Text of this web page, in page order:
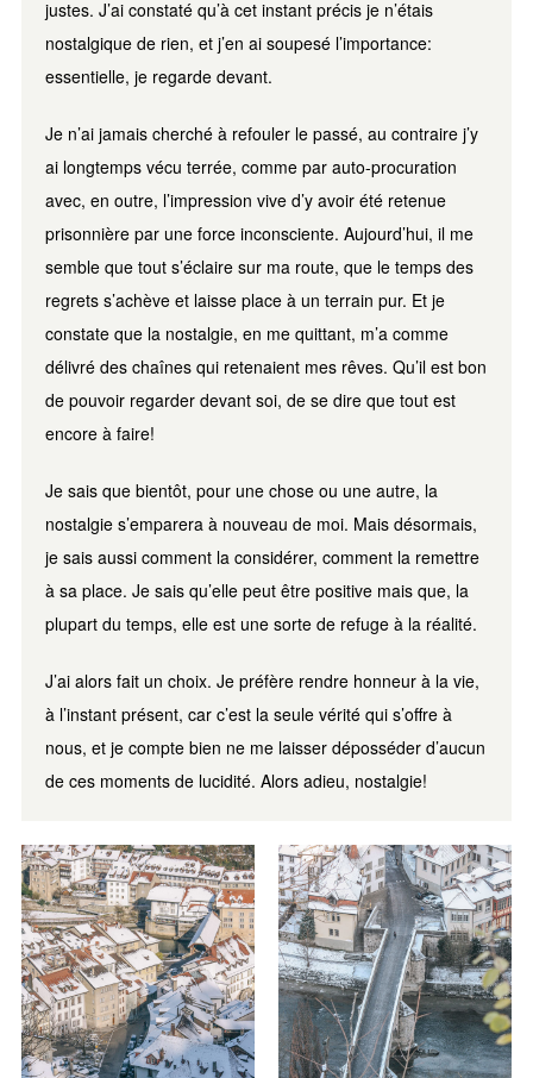
justes. J’ai constaté qu’à cet instant précis je n’étais
nostalgique de rien, et j’en ai soupesé l’importance:
essentielle, je regarde devant.
Je n’ai jamais cherché à refouler le passé, au contraire j’y
ai longtemps vécu terrée, comme par auto-procuration
avec, en outre, l’impression vive d’y avoir été retenue
prisonnière par une force inconsciente. Aujourd’hui, il me
semble que tout s’éclaire sur ma route, que le temps des
regrets s’achève et laisse place à un terrain pur. Et je
constate que la nostalgie, en me quittant, m’a comme
délivré des chaînes qui retenaient mes rêves. Qu’il est bon
de pouvoir regarder devant soi, de se dire que tout est
encore à faire!
Je sais que bientôt, pour une chose ou une autre, la
nostalgie s’emparera à nouveau de moi. Mais désormais,
je sais aussi comment la considérer, comment la remettre
à sa place. Je sais qu’elle peut être positive mais que, la
plupart du temps, elle est une sorte de refuge à la réalité.
J’ai alors fait un choix. Je préfère rendre honneur à la vie,
à l’instant présent, car c’est la seule vérité qui s’offre à
nous, et je compte bien ne me laisser déposséder d’aucun
de ces moments de lucidité. Alors adieu, nostalgie!